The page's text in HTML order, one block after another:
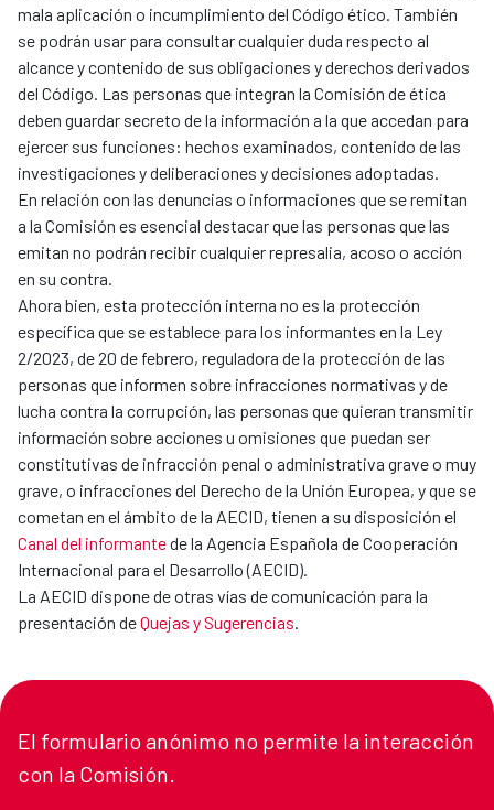
mala aplicación o incumplimiento del Código ético. También
se podrán usar para consultar cualquier duda respecto al
alcance y contenido de sus obligaciones y derechos derivados
del Código. Las personas que integran la Comisión de ética
deben guardar secreto de la información a la que accedan para
ejercer sus funciones: hechos examinados, contenido de las
investigaciones y deliberaciones y decisiones adoptadas.
En relación con las denuncias o informaciones que se remitan
a la Comisión es esencial destacar que las personas que las
emitan no podrán recibir cualquier represalia, acoso o acción
en su contra.
Ahora bien, esta protección interna no es la protección
específica que se establece para los informantes en la Ley
2/2023, de 20 de febrero, reguladora de la protección de las
personas que informen sobre infracciones normativas y de
lucha contra la corrupción, las personas que quieran transmitir
información sobre acciones u omisiones que puedan ser
constitutivas de infracción penal o administrativa grave o muy
grave, o infracciones del Derecho de la Unión Europea, y que se
cometan en el ámbito de la AECID, tienen a su disposición el
Canal del informantede la Agencia Española de Cooperación
Internacional para el Desarrollo (AECID).
La AECID dispone de otras vías de comunicación para la
presentación deQuejas y Sugerencias.
El formulario anónimo no permite la interacción
con la Comisión.